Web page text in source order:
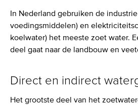
In Nederland gebruiken de
voedingsmiddelen) en
koelwater) het meeste zoet water.
deel gaat naar de landbouw en
Direct en indirect
Het grootste deel van het